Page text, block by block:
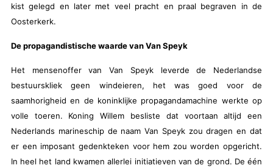
kist gelegd en later met veel pracht en praal begraven in de
Oosterkerk.
De propagandistische waarde van Van Speyk
Het mensenoffer van Van Speyk leverde de Nederlandse
bestuurskliek geen windeieren, het was goed voor de
saamhorigheid en de koninklijke propagandamachine werkte op
volle toeren. Koning Willem besliste dat voortaan altijd een
Nederlands marineschip de naam Van Speyk zou dragen en dat
er een imposant gedenkteken voor hem zou worden opgericht.
In heel het land kwamen allerlei initiatieven van de grond. De één